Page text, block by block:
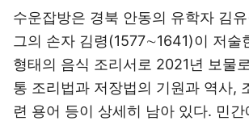
수운잡방은 경북 안동의 유학자 김
그의 손자 김령(1577∼1641)이 저술
형태의 음식 조리서로 2021년 보물
통 조리법과 저장법의 기원과 역사,
련 용어 등이 상세히 남아 있다. 민